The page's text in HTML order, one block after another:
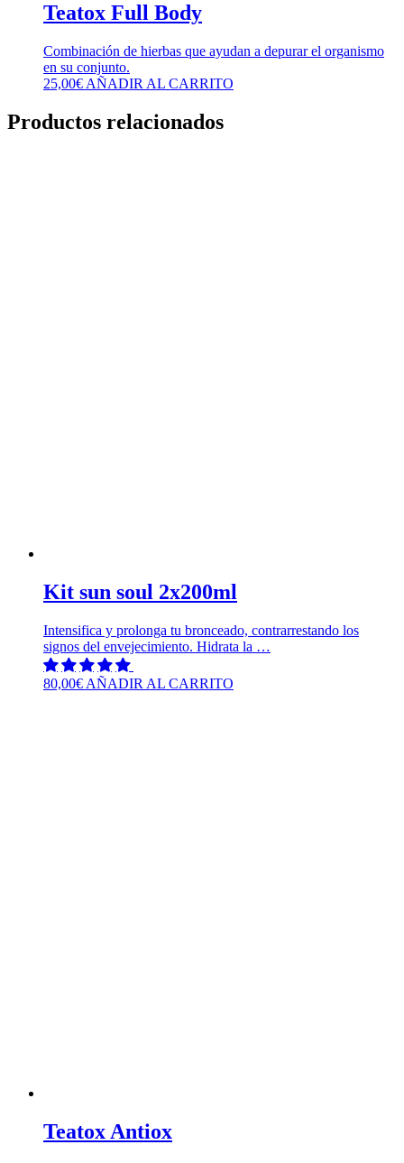
Teatox Full Body
Combinación de hierbas que ayudan a depurar el organismo
en su conjunto.
25,00€ AÑADIR AL CARRITO
Productos relacionados
Kit sun soul 2x200ml
Intensifica y prolonga tu bronceado, contrarrestando los
signos del envejecimiento. Hidrata la …
80,00€ AÑADIR AL CARRITO
Teatox Antiox